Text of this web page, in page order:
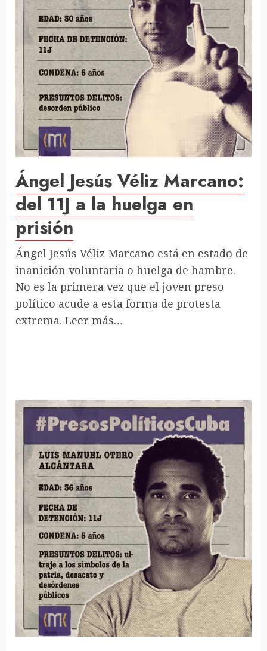
Ángel Jesús Véliz Marcano:
del 11J a la huelga en
prisión
Ángel Jesús Véliz Marcano está en estado de
inanición voluntaria o huelga de hambre.
No es la primera vez que el joven preso
político acude a esta forma de protesta
extrema. Leer más…